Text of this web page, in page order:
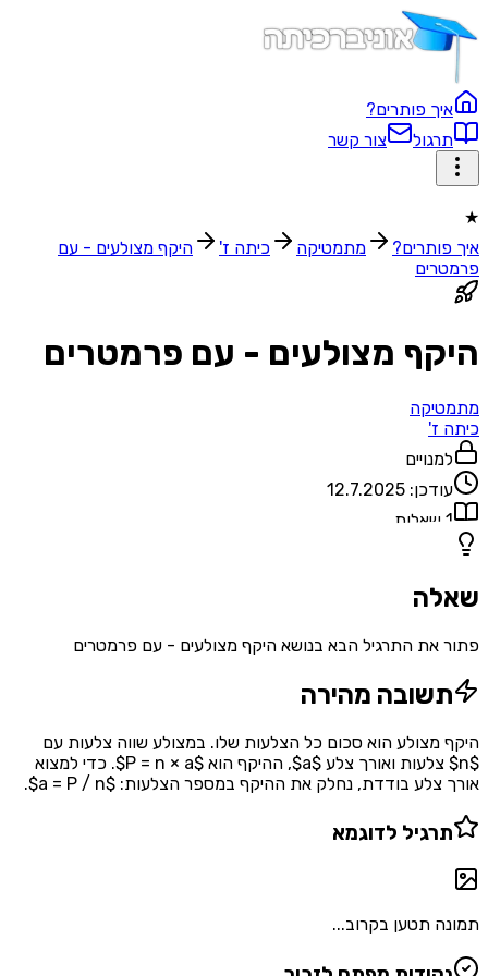
איך פותרים?
תרגול
צור קשר
★
איך פותרים?
מתמטיקה כיתה ז'
היקף מצולעים - עם
פרמטרים
היקף מצולעים - עם פרמטרים
מתמטיקה
כיתה ז'
למנויים
עודכן: 12.7.2025
1 שאלות
שאלה
פתור את התרגיל הבא בנושא היקף מצולעים - עם פרמטרים
תשובה מהירה
היקף מצולע הוא סכום כל הצלעות שלו. במצולע שווה צלעות עם
$n$ צלעות ואורך צלע $a$, ההיקף הוא $P = n × a$. כדי למצוא
אורך צלע בודדת, נחלק את ההיקף במספר הצלעות: $a = P / n$.
תרגיל לדוגמא
תמונה תטען בקרוב...